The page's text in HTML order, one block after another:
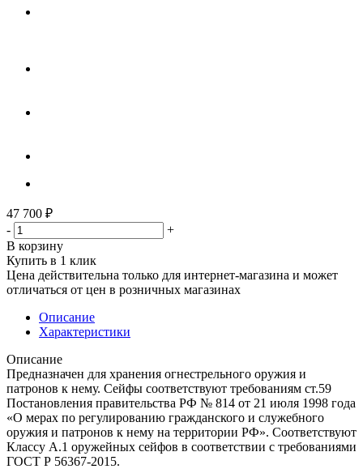
47 700 ₽
-
+
В корзину
Купить в 1 клик
Цена действительна только для интернет-магазина и может
отличаться от цен в розничных магазинах
Описание
Характеристики
Описание
Предназначен для хранения огнестрельного оружия и
патронов к нему. Сейфы соответствуют требованиям ст.59
Постановления правительства РФ № 814 от 21 июля 1998 года
«О мерах по регулированию гражданского и служебного
оружия и патронов к нему на территории РФ». Соответствуют
Классу А.1 оружейных сейфов в соответствии с требованиями
ГОСТ Р 56367-2015.